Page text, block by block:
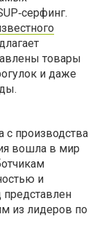
товары
и даже
с производства
вошла в мир
и
представлен
из лидеров по